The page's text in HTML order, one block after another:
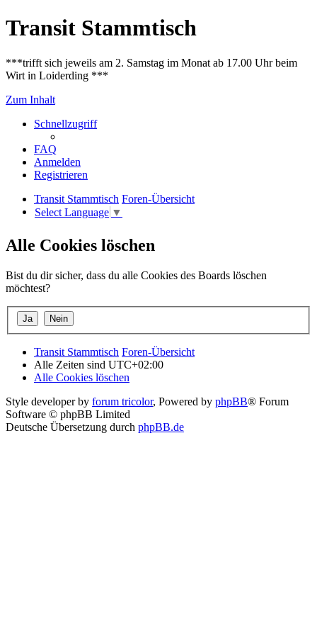
Transit Stammtisch
***trifft sich jeweils am 2. Samstag im Monat ab 17.00 Uhr beim
Wirt in Loiderding ***
Zum Inhalt
Schnellzugriff
FAQ
Anmelden
Registrieren
Transit Stammtisch Foren-Übersicht
Select Language ▼
Alle Cookies löschen
Bist du dir sicher, dass du alle Cookies des Boards löschen
möchtest?
Transit Stammtisch Foren-Übersicht
Alle Zeiten sind UTC+02:00
Alle Cookies löschen
Style developer by forum tricolor, Powered by phpBB® Forum
Software © phpBB Limited
Deutsche Übersetzung durch phpBB.de